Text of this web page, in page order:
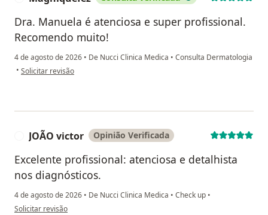
Dra. Manuela é atenciosa e super profissional.
Recomendo muito!
4 de agosto de 2026 • De Nucci Clinica Medica • Consulta Dermatologia
• na opinião do utilizador Maghiquefez
Solicitar revisão
JOÃO victor Opinião Verificada
Excelente profissional: atenciosa e detalhista
nos diagnósticos.
4 de agosto de 2026 • De Nucci Clinica Medica • Check up •
na opinião do utilizador JOÃO victor
Solicitar revisão